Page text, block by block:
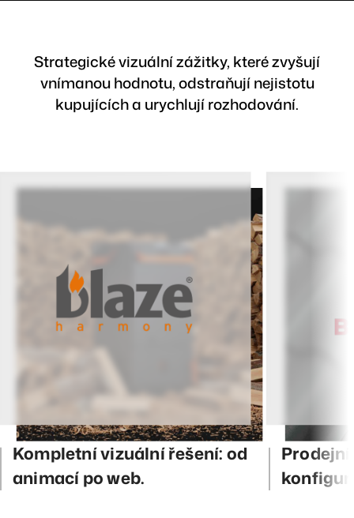
Strategické vizuální zážitky, které zvyšují
vnímanou hodnotu, odstraňují nejistotu
kupujících a urychlují rozhodování.
Kompletní vizuální řešení: od
animací po web.